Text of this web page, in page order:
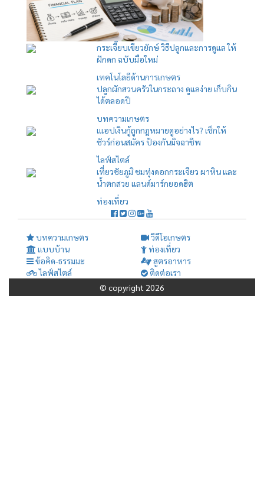
กระเจี๊ยบเขียวยักษ์ วิธีปลูกและการดูแล ให้
ฝักดก ฉบับมือใหม่
เทคโนโลยีด้านการเกษตร
ปลูกผักสวนครัวในกระถาง ดูแลง่าย เก็บกิน
ได้ตลอดปี
บทความเกษตร
เแอปเงินกู้ถูกกฎหมายดูอย่างไร? เช็กให้
ชัวร์ก่อนสมัคร ป้องกันมิจฉาชีพ
ไลฟ์สไตล์
เที่ยวชัยภูมิ ชมทุ่งดอกกระเจียว ผาหิน และ
น้ำตกสวย แลนด์มาร์กยอดฮิต
ท่องเที่ยว
บทความเกษตร
วีดีโอเกษตร
แบบบ้าน
ท่องเที่ยว
ข้อคิด-ธรรมมะ
สูตรอาหาร
ไลฟ์สไตล์
ติดต่อเรา
© copyright 2026